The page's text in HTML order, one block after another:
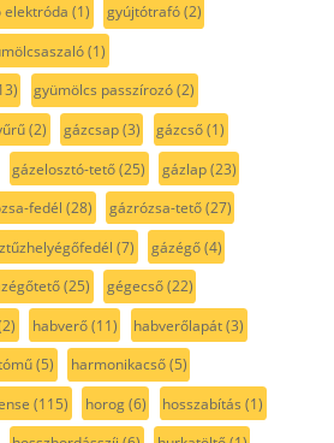
elektróda (1) gyújtótrafó(2)
(1)
gyümölcs passzírozó(2)
(2) gázcsap(3) gázcső(1)
gázelosztó-tető(25) gázlap(23)
fedél (28) gázrózsa-tető(27)
(7) gázégő(4)
(25) gégecső(22)
habverő(11) habverőlapát(3)
(5) harmonikacső(5)
(115) horog(6) hosszabítás (1)